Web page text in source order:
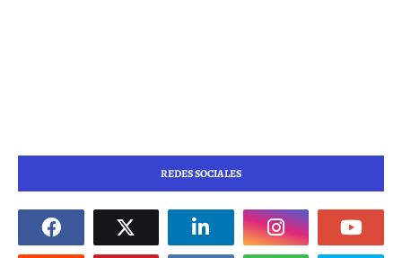
REDES SOCIALES